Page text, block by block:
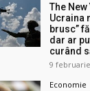
The
Ucraina
brusc”
dar ar
curând
9
Economie